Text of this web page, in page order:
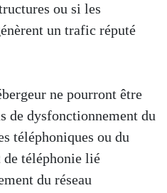
ou si les
un trafic réputé
ne pourront être
de dysfonctionnement du
téléphoniques ou du
téléphonie lié
du réseau